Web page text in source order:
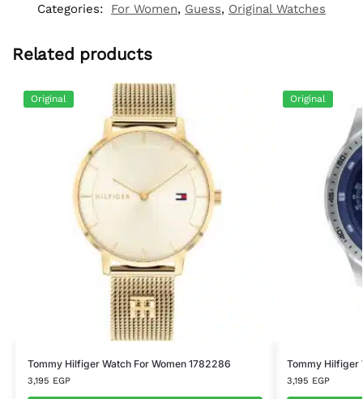
Categories:
For Women, Guess, Original Watches
Related products
Original
Tommy Hilfiger Watch For Women 1782286
3,195 EGP
Original
Tommy Hilfiger
3,195 EGP